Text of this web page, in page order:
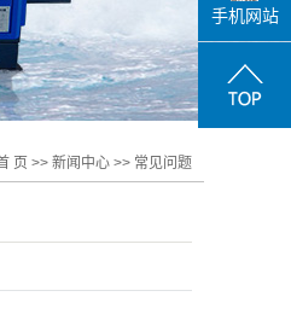
页 >> 新闻中心 >> 常见问题
手机网站